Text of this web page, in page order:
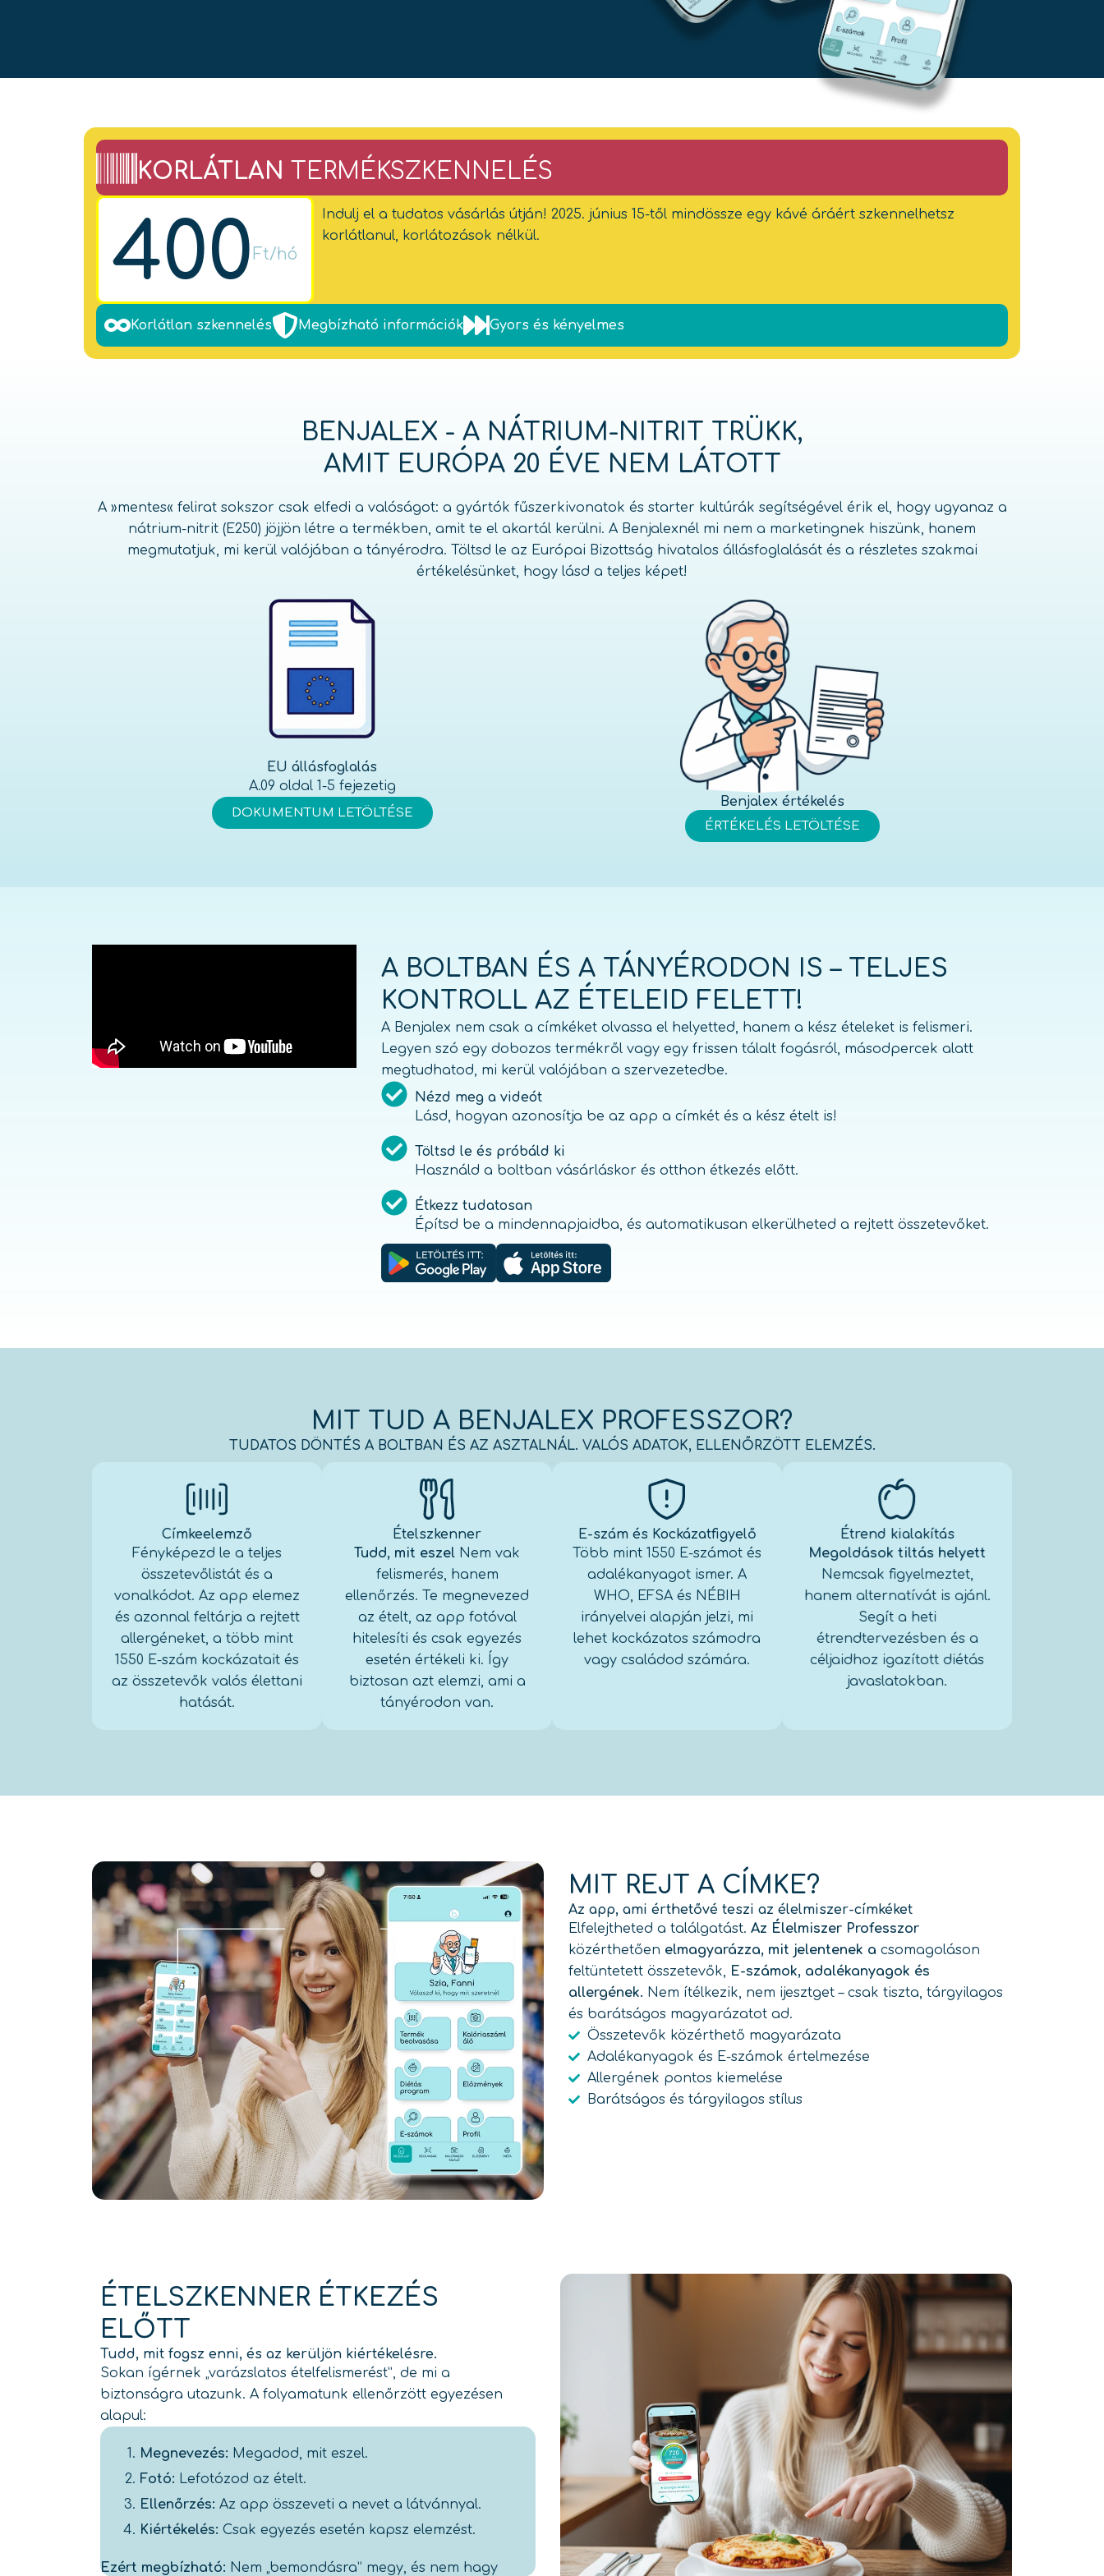
KORLÁTLAN TERMÉKSZKENNELÉS
Ft/hó
400
Indulj el a tudatos vásárlás útján! 2025. június 15-től mindössze egy kávé áráért szkennelhetsz
korlátlanul, korlátozások nélkül.
Korlátlan szkennelés Megbízható információk Gyors és kényelmes
BENJALEX - A NÁTRIUM-NITRIT TRÜKK,
AMIT EURÓPA 20 ÉVE NEM LÁTOTT
A »mentes« felirat sokszor csak elfedi a valóságot: a gyártók fűszerkivonatok és starter kultúrák segítségével érik el, hogy ugyanaz a
nátrium-nitrit (E250) jöjjön létre a termékben, amit te el akartál kerülni. A Benjalexnél mi nem a marketingnek hiszünk, hanem
megmutatjuk, mi kerül valójában a tányérodra. Töltsd le az Európai Bizottság hivatalos állásfoglalását és a részletes szakmai
értékelésünket, hogy lásd a teljes képet!
EU állásfoglalás
A.09 oldal 1-5 fejezetig
DOKUMENTUM LETÖLTÉSE
Benjalex értékelés
ÉRTÉKELÉS LETÖLTÉSE
A BOLTBAN ÉS A TÁNYÉRODON IS – TELJES
KONTROLL AZ ÉTELEID FELETT!
A Benjalex nem csak a címkéket olvassa el helyetted, hanem a kész ételeket is felismeri.
Legyen szó egy dobozos termékről vagy egy frissen tálalt fogásról, másodpercek alatt
megtudhatod, mi kerül valójában a szervezetedbe.
Nézd meg a videót
Lásd, hogyan azonosítja be az app a címkét és a kész ételt is!
Töltsd le és próbáld ki
Használd a boltban vásárláskor és otthon étkezés előtt.
Étkezz tudatosan
Építsd be a mindennapjaidba, és automatikusan elkerülheted a rejtett összetevőket.
MIT TUD A BENJALEX PROFESSZOR?
TUDATOS DÖNTÉS A BOLTBAN ÉS AZ ASZTALNÁL. VALÓS ADATOK, ELLENŐRZÖTT ELEMZÉS.
Címkeelemző
Fényképezd le a teljes
összetevőlistát és a
vonalkódot. Az app elemez
és azonnal feltárja a rejtett
allergéneket, a több mint
1550 E-szám kockázatait és
az összetevők valós élettani
hatását.
Ételszkenner
Tudd, mit eszel Nem vak
felismerés, hanem
ellenőrzés. Te megnevezed
az ételt, az app fotóval
hitelesíti és csak egyezés
esetén értékeli ki. Így
biztosan azt elemzi, ami a
tányérodon van.
E-szám és Kockázatfigyelő
Több mint 1550 E-számot és
adalékanyagot ismer. A
WHO, EFSA és NÉBIH
irányelvei alapján jelzi, mi
lehet kockázatos számodra
vagy családod számára.
Étrend kialakítás
Megoldások tiltás helyett
Nemcsak figyelmeztet,
hanem alternatívát is ajánl.
Segít a heti
étrendtervezésben és a
céljaidhoz igazított diétás
javaslatokban.
MIT REJT A CÍMKE?
Az app, ami érthetővé teszi az élelmiszer-címkéket
Elfelejtheted a találgatást. Az Élelmiszer Professzor
közérthetően elmagyarázza, mit jelentenek a csomagoláson
feltüntetett összetevők, E-számok, adalékanyagok és
allergének. Nem ítélkezik, nem ijesztget – csak tiszta, tárgyilagos
és barátságos magyarázatot ad.
Összetevők közérthető magyarázata
Adalékanyagok és E-számok értelmezése
Allergének pontos kiemelése
Barátságos és tárgyilagos stílus
ÉTELSZKENNER ÉTKEZÉS
ELŐTT
Tudd, mit fogsz enni, és az kerüljön kiértékelésre.
Sokan ígérnek „varázslatos ételfelismerést”, de mi a
biztonságra utazunk. A folyamatunk ellenőrzött egyezésen
alapul:
Megnevezés: Megadod, mit eszel.
Fotó: Lefotózod az ételt.
Ellenőrzés: Az app összeveti a nevet a látvánnyal.
Kiértékelés: Csak egyezés esetén kapsz elemzést.
Ezért megbízható: Nem „bemondásra” megy, és nem hagy